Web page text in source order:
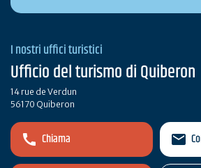
I nostri uffici turistici
Ufficio del turismo di Quiberon
14 rue de Verdun
56170 Quiberon
Chiama